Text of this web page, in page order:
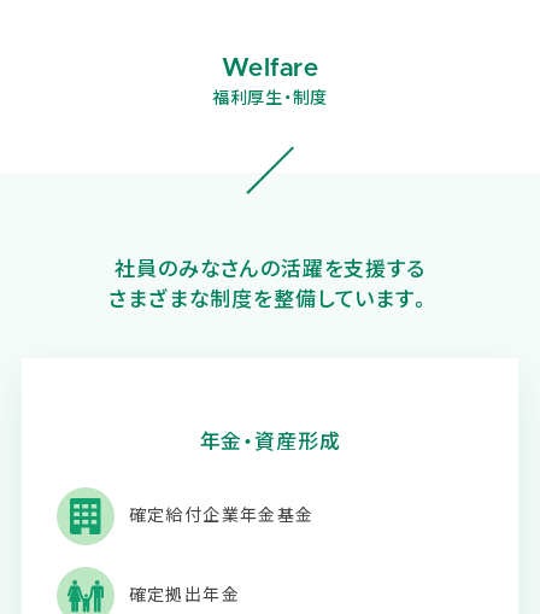
Welfare
福利厚生・制度
社員のみなさんの活躍を支援する
さまざまな制度を整備しています。
年金・資産形成
確定給付企業年金基金
確定拠出年金